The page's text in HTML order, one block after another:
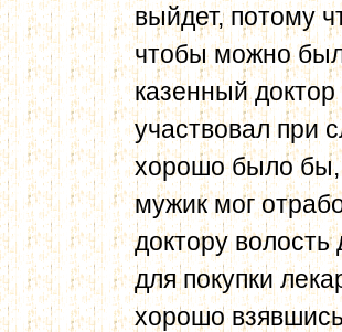
выйдет, потому
чтобы можно
казенный
участвовал при
хорошо было бы,
мужик мог
доктору
для покупки
хорошо